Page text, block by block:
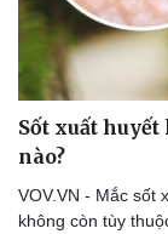
Sốt xuất
nào?
VOV.VN - Mắc sốt
không còn tùy